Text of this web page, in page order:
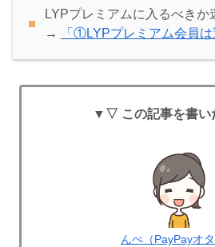
LYPプレミアムに入るべきか
→
「①LYPプレミアム会員
▼▽ この記事を書
んぺ（PayPayオタ